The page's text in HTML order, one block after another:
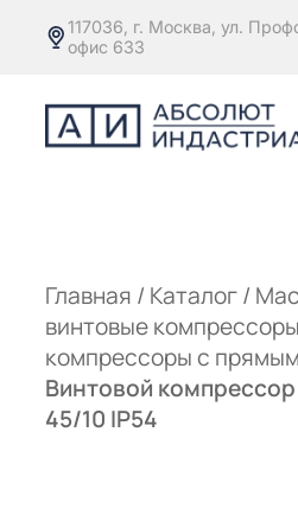
117036, г. Москва, ул.
офис 633
Главная / Каталог/
винтовые компрессоры
компрессоры с
Винтовой компрессор
45/10 IP54